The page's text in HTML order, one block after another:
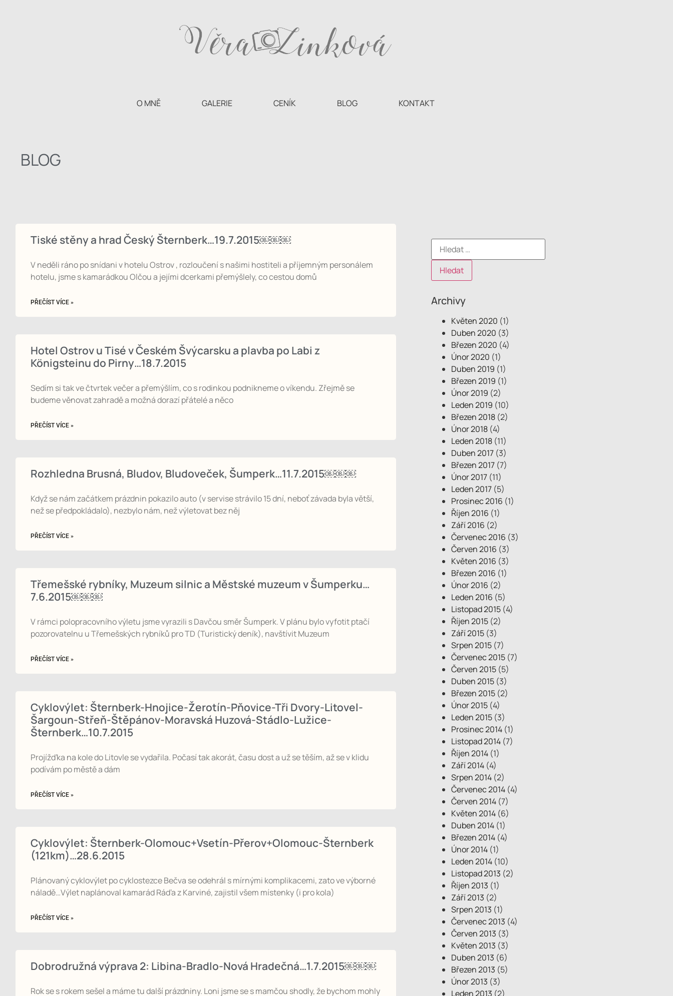
O MNĚ GALERIE CENÍK BLOG KONTAKT
BLOG
Tiské stěny a hrad Český Šternberk…19.7.2015￼￼￼
V neděli ráno po snídani v hotelu Ostrov , rozloučení s našimi hostiteli a příjemným personálem
hotelu, jsme s kamarádkou Olčou a jejími dcerkami přemýšlely, co cestou domů
PŘEČÍST VÍCE »
Hotel Ostrov u Tisé v Českém Švýcarsku a plavba po Labi z
Königsteinu do Pirny…18.7.2015
Sedím si tak ve čtvrtek večer a přemýšlím, co s rodinkou podnikneme o víkendu. Zřejmě se
budeme věnovat zahradě a možná dorazí přátelé a něco
PŘEČÍST VÍCE »
Rozhledna Brusná, Bludov, Bludoveček, Šumperk…11.7.2015￼￼￼
Když se nám začátkem prázdnin pokazilo auto (v servise strávilo 15 dní, neboť závada byla větší,
než se předpokládalo), nezbylo nám, než výletovat bez něj
PŘEČÍST VÍCE »
Třemešské rybníky, Muzeum silnic a Městské muzeum v Šumperku…
7.6.2015￼￼￼
V rámci polopracovního výletu jsme vyrazili s Davčou směr Šumperk. V plánu bylo vyfotit ptačí
pozorovatelnu u Třemešských rybníků pro TD (Turistický deník), navštívit Muzeum
PŘEČÍST VÍCE »
Cyklovýlet: Šternberk-Hnojice-Žerotín-Pňovice-Tři Dvory-Litovel-
Šargoun-Střeň-Štěpánov-Moravská Huzová-Stádlo-Lužice-
Šternberk…10.7.2015
Projížďka na kole do Litovle se vydařila. Počasí tak akorát, času dost a už se těším, až se v klidu
podívám po městě a dám
PŘEČÍST VÍCE »
Cyklovýlet: Šternberk-Olomouc+Vsetín-Přerov+Olomouc-Šternberk
(121km)…28.6.2015
Plánovaný cyklovýlet po cyklostezce Bečva se odehrál s mírnými komplikacemi, zato ve výborné
náladě…Výlet naplánoval kamarád Ráďa z Karviné, zajistil všem místenky (i pro kola)
PŘEČÍST VÍCE »
Dobrodružná výprava 2: Libina-Bradlo-Nová Hradečná…1.7.2015￼￼￼
Rok se s rokem sešel a máme tu další prázdniny. Loni jsme se s mamčou shodly, že bychom mohly
Archivy
Květen 2020 (1)
Duben 2020 (3)
Březen 2020 (4)
Únor 2020 (1)
Duben 2019 (1)
Březen 2019 (1)
Únor 2019 (2)
Leden 2019 (10)
Březen 2018(2)
Únor 2018(4)
Leden 2018(11)
Duben 2017(3)
Březen 2017(7)
Únor 2017(11)
Leden 2017(5)
Prosinec 2016 (1)
Říjen 2016 (1)
Září 2016 (2)
Červenec 2016 (3)
Červen 2016 (3)
Květen 2016 (3)
Březen 2016 (1)
Únor 2016 (2)
Leden 2016 (5)
Listopad 2015(4)
Říjen 2015(2)
Září 2015(3)
Srpen 2015(7)
Červenec 2015(7)
Červen 2015(5)
Duben 2015(3)
Březen 2015(2)
Únor 2015(4)
Leden 2015(3)
Prosinec 2014(1)
Listopad 2014(7)
Říjen 2014(1)
Září 2014(4)
Srpen 2014(2)
Červenec 2014(4)
Červen 2014(7)
Květen 2014(6)
Duben 2014(1)
Březen 2014(4)
Únor 2014(1)
Leden 2014(10)
Listopad 2013 (2)
Říjen 2013 (1)
Září 2013 (2)
Srpen 2013 (1)
Červenec 2013 (4)
Červen 2013 (3)
Květen 2013 (3)
Duben 2013 (6)
Březen 2013 (5)
Únor 2013 (3)
Leden 2013 (2)